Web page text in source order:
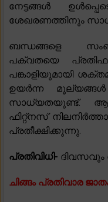
നേട്ടങ്ങൾ
ശേഖരണത്തിനും
ബന്ധങ്ങളെ
പക്വതയെ
പങ്കാളിയുമായി
ഉയർന്ന മൂല്യങ്ങൾ
സാധ്യതയുണ്ട്.
ഫിറ്റ്നസ്
പ്രതീക്ഷിക്കുന്നു.
പ്രതിവിധി- ദിവസവും
ചിങ്ങം പ്രതിവാര